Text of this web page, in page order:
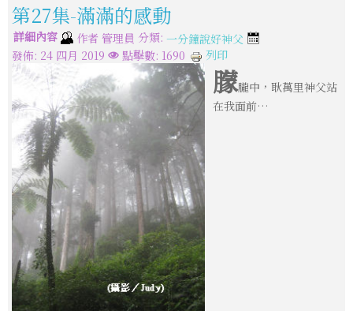
第27集-滿滿的感動
詳細內容 作者 管理員 分類: 一分鐘說好神父
發佈: 24 四月 2019
點擊數: 1690 列印
朦朧中，耿萬里神父站
在我面前…